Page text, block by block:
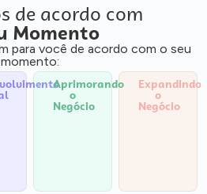
de acordo com
Momento
para você de acordo com o seu
momento:
Aprimorando
o
Negócio
Expandindo
o
Negócio